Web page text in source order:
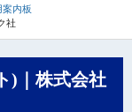
案内板
社
)｜株式会社